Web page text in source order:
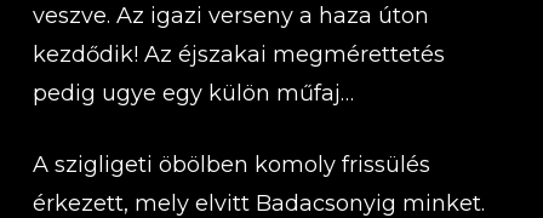
veszve. Az igazi verseny a haza úton
kezdődik! Az éjszakai megmérettetés
pedig ugye egy külön műfaj…
A szigligeti öbölben komoly frissülés
érkezett, mely elvitt Badacsonyig minket.